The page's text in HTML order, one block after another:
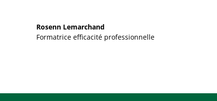
Rosenn Lemarchand
Formatrice efficacité professionnelle